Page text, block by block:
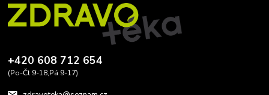
+420 608 712 654
(Po-Čt 9-18,Pá 9-17)